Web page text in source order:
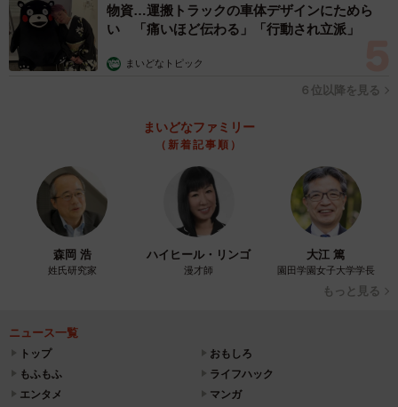
物資…運搬トラックの車体デザインにためら
い 「痛いほど伝わる」「行動され立派」
まいどなトピック
６位以降を見る
まいどなファミリー
（新着記事順）
森岡 浩
姓氏研究家
ハイヒール・リンゴ
漫才師
大江 篤
園田学園女子大学学長
もっと見る
ニュース一覧
トップ
おもしろ
もふもふ
ライフハック
エンタメ
マンガ